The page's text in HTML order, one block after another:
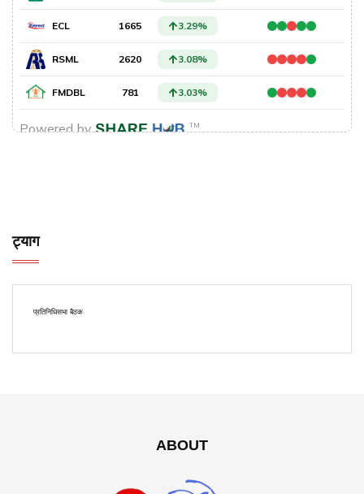
ट्याग
प्रतिनिधिसभा बैठक
ABOUT